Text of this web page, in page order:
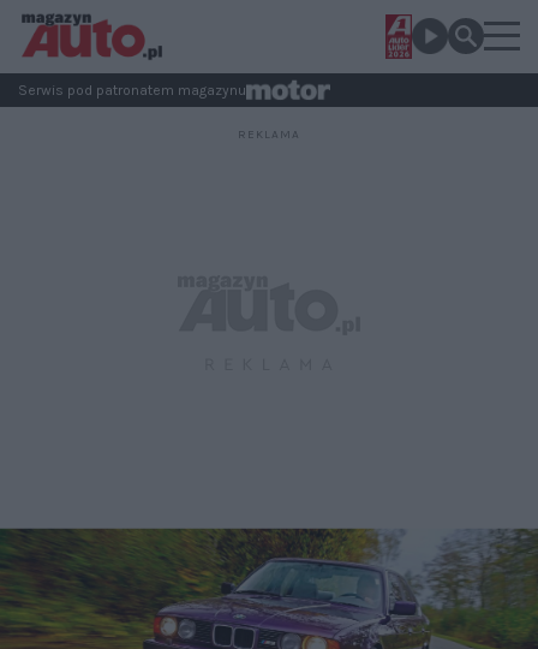
Serwis pod patronatem magazynu